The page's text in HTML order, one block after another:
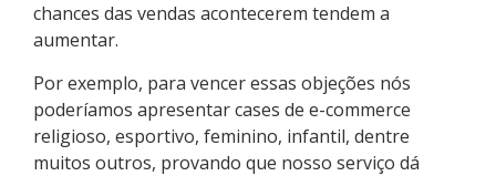
chances das vendas acontecerem tendem a
aumentar.
Por exemplo, para vencer essas objeções nós
poderíamos apresentar cases de e-commerce
religioso, esportivo, feminino, infantil, dentre
muitos outros, provando que nosso serviço dá